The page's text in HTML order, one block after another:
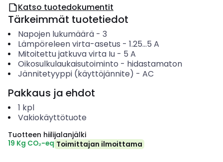
Katso tuotedokumentit
Tärkeimmät tuotetiedot
Napojen lukumäärä- 3
Lämpöreleen virta-asetus - 1.25...5 A
Mitoitettu jatkuva virta Iu- 5 A
Oikosulkulaukaisutoiminto - hidastamaton
Jännitetyyppi (käyttöjännite) - AC
Pakkaus ja ehdot
1 kpl
Vakiokäyttötuote
Tuotteen hiilijalanjälki
19 Kg CO₂-eq Toimittajan ilmoittama